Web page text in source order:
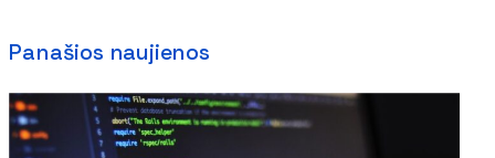
Panašios naujienos